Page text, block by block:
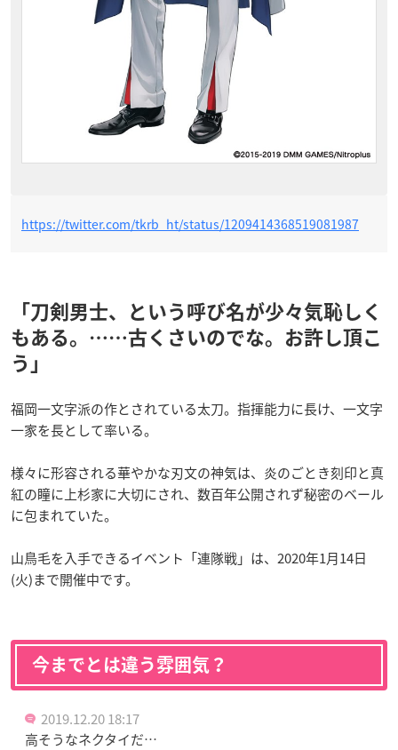
https://twitter.com/tkrb_ht/status/1209414368519081987
「刀剣男士、という呼び名が少々気恥しく
もある。……古くさいのでな。お許し頂こ
う」
福岡一文字派の作とされている太刀。指揮能力に長け、一文字
一家を長として率いる。
様々に形容される華やかな刃文の神気は、炎のごとき刻印と真
紅の瞳に上杉家に大切にされ、数百年公開されず秘密のベール
に包まれていた。
山鳥毛を入手できるイベント「連隊戦」は、2020年1月14日
(火)まで開催中です。
今までとは違う雰囲気？
2019.12.20 18:17
高そうなネクタイだ…